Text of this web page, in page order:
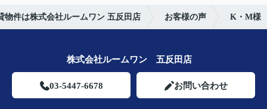
物件は株式会社ルームワン 五反田店 お客様の声 K・M様
株式会社ルームワン 五反田店
03-5447-6678 お問い合わせ